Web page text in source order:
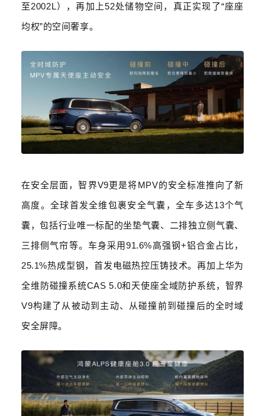
至2002L），再加上52处储物空间，真正实现了“座座
均权”的空间奢享。
在安全层面，智界V9更是将MPV的安全标准推向了新
高度。全球首发全维包裹安全气囊，全车多达13个气
囊，包括行业唯一标配的坐垫气囊、二排独立侧气囊、
三排侧气帘等。车身采用91.6%高强钢+铝合金占比，
25.1%热成型钢，首发电磁热控压铸技术。再加上华为
全维防碰撞系统CAS 5.0和天使座全域防护系统，智界
V9构建了从被动到主动、从碰撞前到碰撞后的全时域
安全屏障。